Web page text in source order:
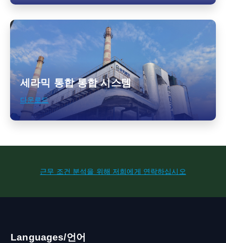
세라믹 통합 통합 시스템
다운로드
근무 조건 분석을 위해 저희에게 연락하십시오
Languages/언어